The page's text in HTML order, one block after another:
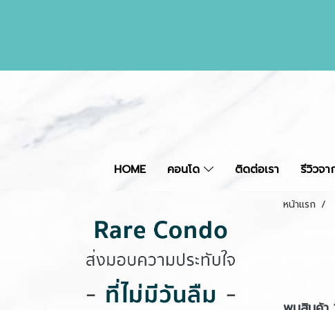
HOME คอนโด ติดต่อเรา รีวิวจ
หน้าแรก